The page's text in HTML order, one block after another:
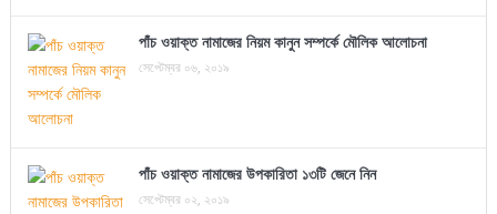
পাঁচ ওয়াক্ত নামাজের নিয়ম কানুন সম্পর্কে মৌলিক আলোচনা
সেপ্টেম্বর ০৬, ২০১৯
পাঁচ ওয়াক্ত নামাজের উপকারিতা ১৩টি জেনে নিন
সেপ্টেম্বর ০২, ২০১৯